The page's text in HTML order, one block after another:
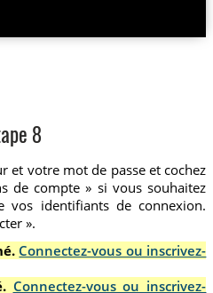
8
et votre mot de passe et cochez
de compte » si vous souhaitez
vos identifiants de connexion.
».
Connectez-vous ou inscrivez-
Connectez-vous ou inscrivez-